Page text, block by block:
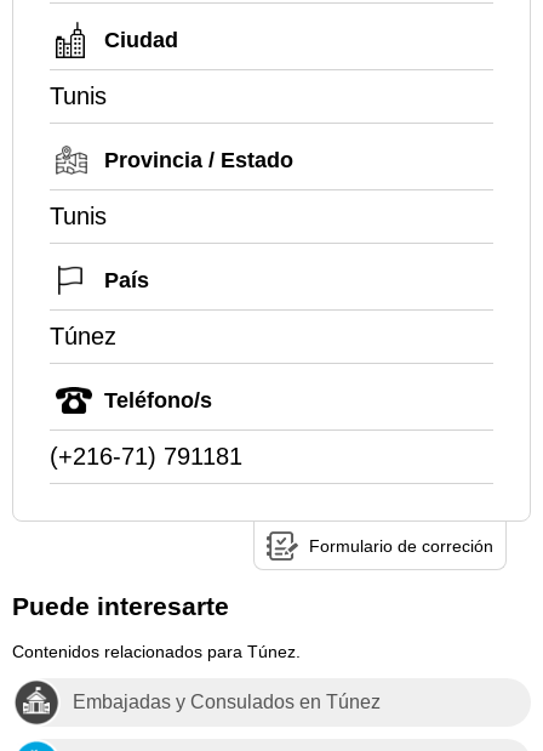
Ciudad
Tunis
Provincia / Estado
Tunis
País
Túnez
Teléfono/s
(+216-71) 791181
Formulario de correción
Puede interesarte
Contenidos relacionados para Túnez.
Embajadas y Consulados en Túnez